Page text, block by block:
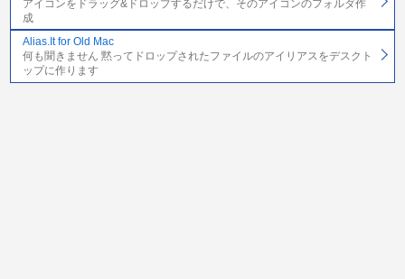
アイコンをドラッグ&ドロップするだけで、そのアイコンのフォルダ作
成
Alias.It for Old Mac
何も聞きません 黙ってドロップされたファイルのアイリアスをデスクト
ップに作ります